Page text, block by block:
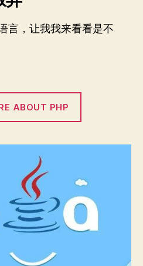
言，让我我来看看是不
ABOUT PHP